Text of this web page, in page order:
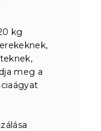
kg
meg a